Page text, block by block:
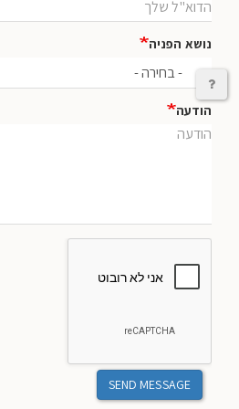
נושא הפניה
הודעה
SEND MESSAGE
יצירת קשר